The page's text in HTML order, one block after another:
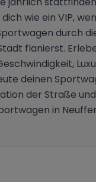
wie ein VIP,
durch
flanierst.
deinen
der Straße
in